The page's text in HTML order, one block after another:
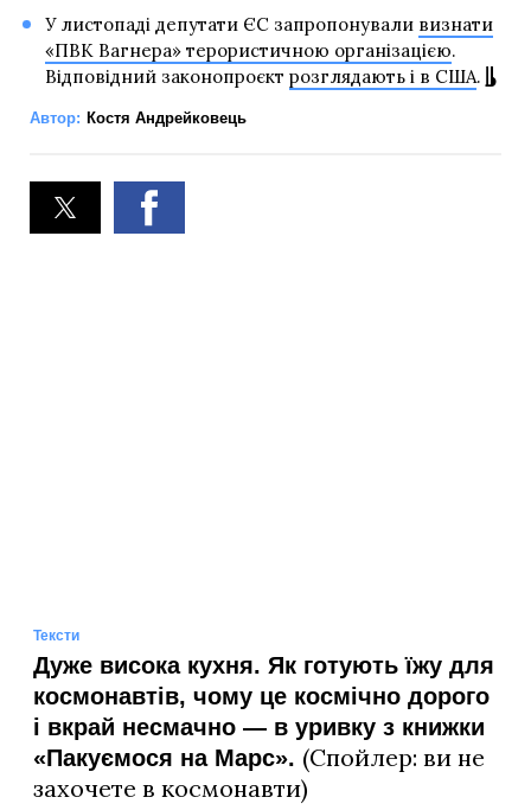
У листопаді депутати ЄС запропонували визнати
«ПВК Вагнера» терористичною організацією.
Відповідний законопроєкт розглядають і в США.
Автор: Костя Андрейковець